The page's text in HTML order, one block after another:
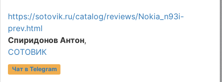
https://sotovik.ru/catalog/reviews/Nokia_n93i-
prev.html
Спиридонов Антон,
СОТОВИК
Чат в Telegram